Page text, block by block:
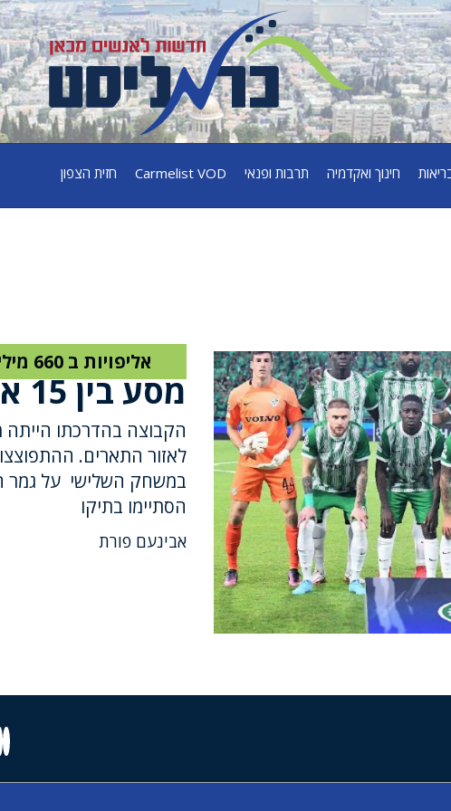
חינוך ואקדמיה תרבות ופנאי Carmelist VOD חזית הצפון
מסע בין 15 אליפויות
הקבוצה בהדרכתו הייתה
במשחק השלישי על גמר
הסתיימו בתיקו
אבינעם פורת